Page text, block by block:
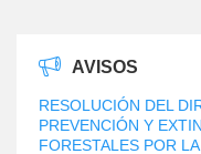
AVISOS
RESOLUCIÓN DEL
PREVENCIÓN Y
FORESTALES POR